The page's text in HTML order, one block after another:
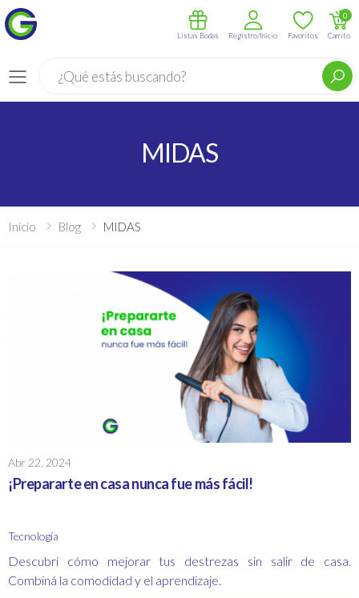
Menú
Listas Bodas Registro/Inicio Favoritos Carrito
0
MIDAS
Inicio Blog MIDAS
Abr 22, 2024
¡Prepararte en casa nunca fue más fácil!
Tecnología
Descubrí cómo mejorar tus destrezas sin salir de casa.
Combiná la comodidad y el aprendizaje.